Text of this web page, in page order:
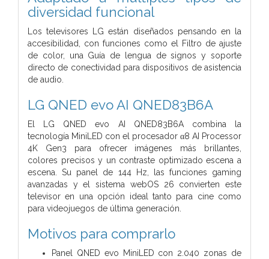
diversidad funcional
Los televisores LG están diseñados pensando en la
accesibilidad, con funciones como el Filtro de ajuste
de color, una Guía de lengua de signos y soporte
directo de conectividad para dispositivos de asistencia
de audio.
LG QNED evo AI QNED83B6A
El LG QNED evo AI QNED83B6A combina la
tecnología MiniLED con el procesador α8 AI Processor
4K Gen3 para ofrecer imágenes más brillantes,
colores precisos y un contraste optimizado escena a
escena. Su panel de 144 Hz, las funciones gaming
avanzadas y el sistema webOS 26 convierten este
televisor en una opción ideal tanto para cine como
para videojuegos de última generación.
Motivos para comprarlo
Panel QNED evo MiniLED con 2.040 zonas de